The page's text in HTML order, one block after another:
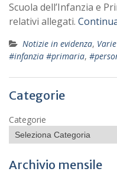
Scuola dell’Infanzia e
relativi allegati.
Notizie in evidenza, Varie
#infanzia #primaria,
Categorie
Categorie
Archivio mensile